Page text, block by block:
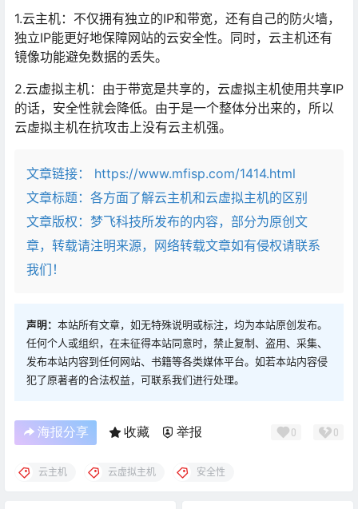
1.云主机：不仅拥有独立的IP和带宽，还有自己的防火墙，
独立IP能更好地保障网站的云安全性。同时，云主机还有
镜像功能避免数据的丢失。
2.云虚拟主机：由于带宽是共享的，云虚拟主机使用共享IP
的话，安全性就会降低。由于是一个整体分出来的，所以
云虚拟主机在抗攻击上没有云主机强。
文章链接：
https://www.mfisp.com/1414.html
文章标题： 各方面了解云主机和云虚拟主机的区别
文章版权：梦飞科技所发布的内容，部分为原创文
章，转载请注明来源，网络转载文章如有侵权请联系
我们！
声明： 本站所有文章，如无特殊说明或标注，均为本站原创发布。
任何个人或组织，在未征得本站同意时，禁止复制、盗用、采集、
发布本站内容到任何网站、书籍等各类媒体平台。如若本站内容侵
犯了原著者的合法权益，可联系我们进行处理。
海报分享 收藏 举报 0 0
云主机 云虚拟主机 安全性